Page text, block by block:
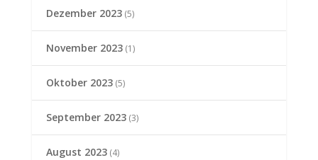
Dezember 2023(5)
November 2023(1)
Oktober 2023(5)
September 2023(3)
August 2023(4)